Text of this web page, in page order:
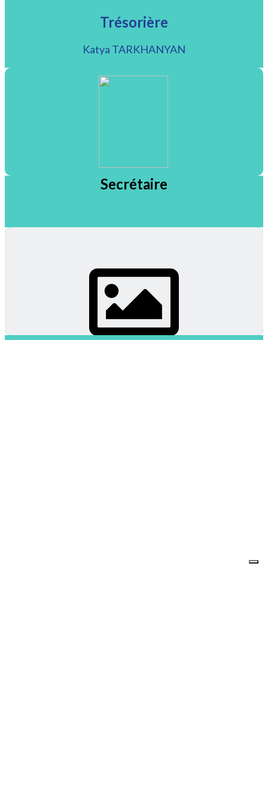
Trésorière
Katya TARKHANYAN
Secrétaire